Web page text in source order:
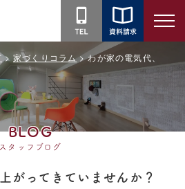
家づくりコラム わが家の電気代、上が
BLOG
スタッフブログ
がってきていませんか？